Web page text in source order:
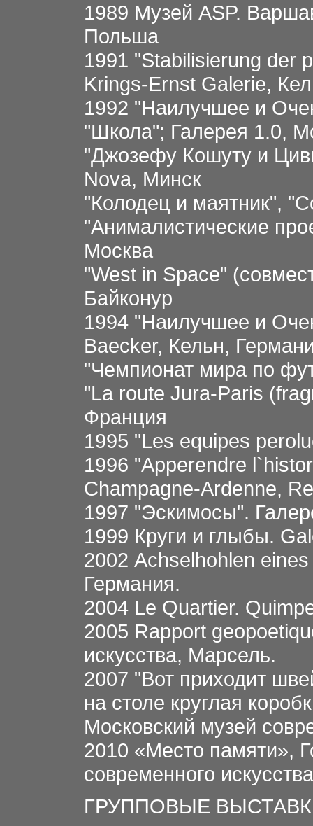
1989 Музей ASP.
Польша
1991 "Stabilisierung der
Krings-Ernst Galerie,
1992 "Наилучшее и
"Школа"; Галерея 1.0,
"Джозефу Кошуту и
Nova, Минск
"Колодец и маятник",
"Анималистические
Москва
"West in Space"
Байконур
1994 "Наилучшее и
Baecker, Кельн,
"Чемпионат мира по
"La route Jura-Paris
Франция
1995 "Les equipes
1996 "Apperendre
Champagne-Ardenne,
1997 "Эскимосы".
1999 Круги и глыбы.
2002 Achselhohlen
Германия.
2004 Le Quartier.
2005 Rapport
искусства, Марсель.
2007 "Вот приходит
на столе круглая
Московский музей
2010 «Место памяти»,
современного
ГРУППОВЫЕ